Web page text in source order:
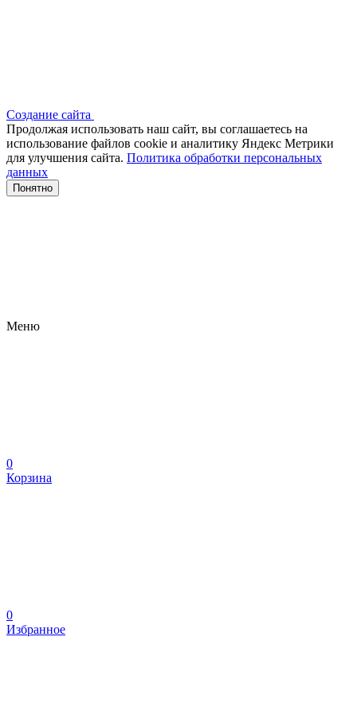
Создание сайта
Продолжая использовать наш сайт, вы соглашаетесь на
использование файлов сооkіе и аналитику Яндекс Метрики
для улучшения сайта. Политика обработки персональных
данных
Понятно
Меню
0
Корзина
0
Избранное